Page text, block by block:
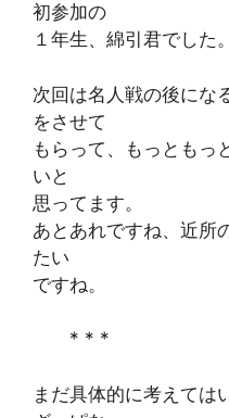
初参加の
１年生、綿引君でした。
次回は名人戦の後にな
をさせて
もらって、もっともっ
いと
思ってます。
あとあれですね、近所
たい
ですね。
* * *
まだ具体的に考えては